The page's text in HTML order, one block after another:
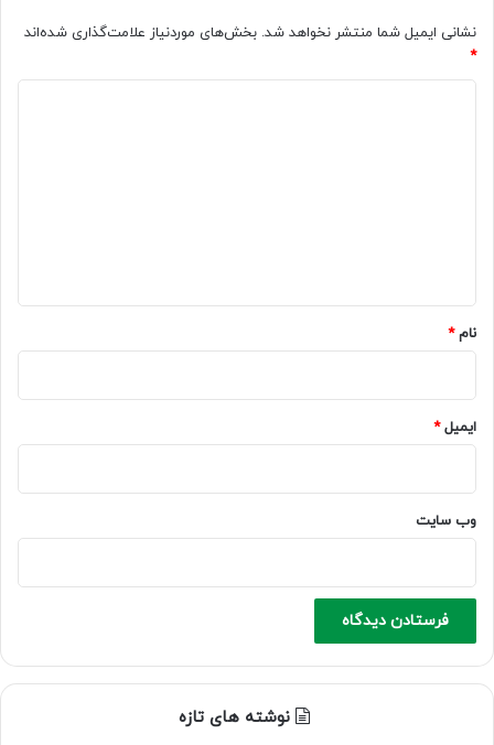
نشانی ایمیل شما منتشر نخواهد شد. بخش‌های موردنیاز علامت‌گذاری شده‌اند
*
نام*
ایمیل*
وب‌ سایت
نوشته های تازه